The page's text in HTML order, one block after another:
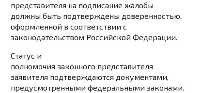
представителя на подписание жалобы
должны быть подтверждены доверенностью,
оформленной в соответствии с
законодательством Российской Федерации.
Статус и
полномочия законного представителя
заявителя подтверждаются документами,
предусмотренными федеральными законами.